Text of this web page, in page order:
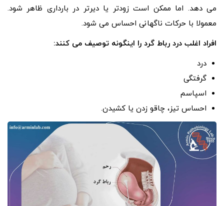
می دهد. اما ممکن است زودتر یا دیرتر در بارداری ظاهر شود.
معمولا با حرکات ناگهانی احساس می شود.
افراد اغلب درد رباط گرد را اینگونه توصیف می کنند:
درد
گرفتگی
اسپاسم
احساس تیز، چاقو زدن یا کشیدن.